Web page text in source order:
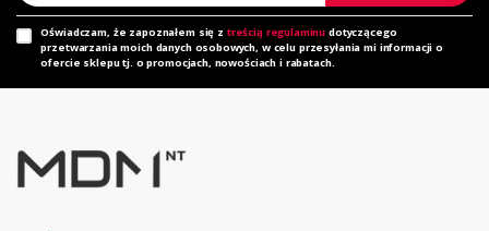
Oświadczam, że zapoznałem się z treścią regulaminu dotyczącego
przetwarzania moich danych osobowych, w celu przesyłania mi informacji o
ofercie sklepu tj. o promocjach, nowościach i rabatach.